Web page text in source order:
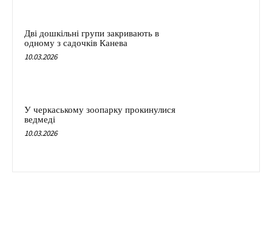
Дві дошкільні групи закривають в
одному з садочків Канева
10.03.2026
У черкаському зоопарку прокинулися
ведмеді
10.03.2026